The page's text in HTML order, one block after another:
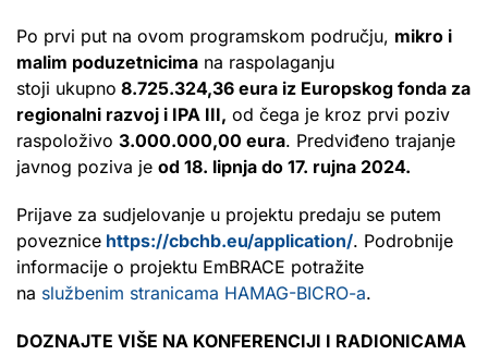
Po prvi put na ovom programskom području, mikro i
malim poduzetnicima na raspolaganju
stoji ukupno 8.725.324,36 eura iz Europskog fonda za
regionalni razvoj i IPA III, od čega je kroz prvi poziv
raspoloživo 3.000.000,00 eura. Predviđeno trajanje
javnog poziva je od 18. lipnja do 17. rujna 2024.
Prijave za sudjelovanje u projektu predaju se putem
poveznice https://cbchb.eu/application/. Podrobnije
informacije o projektu EmBRACE potražite
na službenim stranicama HAMAG-BICRO-a.
DOZNAJTE VIŠE NA KONFERENCIJI I RADIONICAMA